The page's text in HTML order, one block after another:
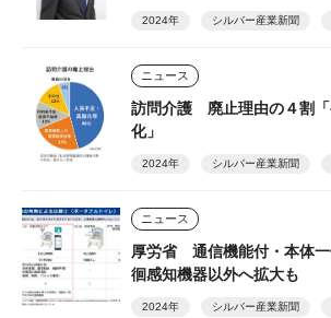
2024年 シルバー産業新聞
ニュース
訪問介護 廃止理由の４割
化」
2024年 シルバー産業新聞
ニュース
厚労省 通信機能付・本体
徊感知機器以外へ拡大も
2024年 シルバー産業新聞